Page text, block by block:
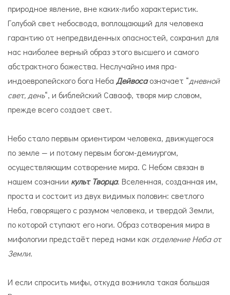
природное явление, вне каких-либо характеристик.
Голубой свет небосвода, воплощающий для человека
гарантию от непредвиденных опасностей, сохранил для
нас наиболее верный образ этого высшего и самого
абстрактного божества. Неслучайно имя пра-
индоевропейского бога Неба Дейвосаозначает “дневной
свет, день“, и библейский Саваоф, творя мир словом,
прежде всего создает свет.
Небо стало первым ориентиром человека, движущегося
по земле — и потому первым богом-демиургом,
осуществляющим сотворение мира. С Небом связан в
нашем сознании культ Творца. Вселенная, созданная им,
проста и состоит из двух видимых половин: светлого
Неба, говорящего с разумом человека, и твердой Земли,
по которой ступают его ноги. Образ сотворения мира в
мифологии предстаёт перед нами как отделение Неба от
Земли.
И если спросить мифы, откуда возникла такая большая